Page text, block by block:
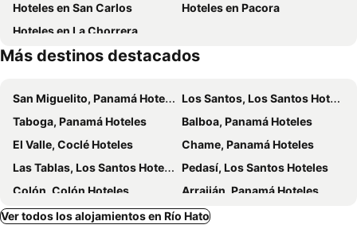
Hoteles en San Carlos
Hoteles en Pacora
Hoteles en La Chorrera
Más destinos destacados
San Miguelito, Panamá Hoteles
Los Santos, Los Santos Hoteles
Taboga, Panamá Hoteles
Balboa, Panamá Hoteles
El Valle, Coclé Hoteles
Chame, Panamá Hoteles
Las Tablas, Los Santos Hoteles
Pedasí, Los Santos Hoteles
Colón, Colón Hoteles
Arraiján, Panamá Hoteles
Aguadulce, Coclé Hoteles
Gamboa, Colón Hoteles
Ver todos los alojamientos en Río Hato